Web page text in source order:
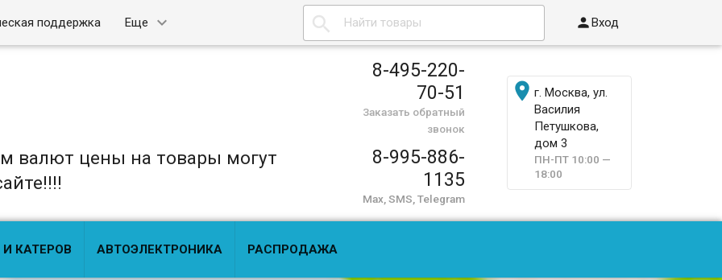
поддержка Еще  Вход
валют цены на товары могут
8-495-220-
70-51
Заказать обратный
звонок
8-995-886-
1135
Max, SMS, Telegram
г. Москва, ул.
Василия
Петушкова,
дом 3
ПН-ПТ 10:00 —
18:00
КАТЕРОВ АВТОЭЛЕКТРОНИКА РАСПРОДАЖА